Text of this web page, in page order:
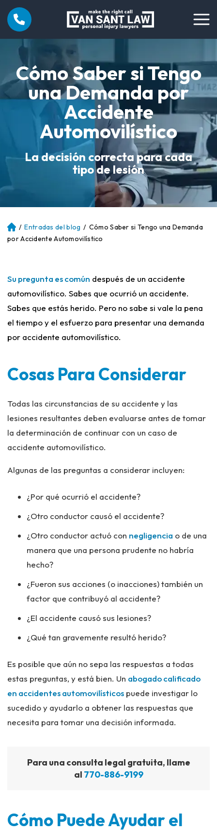
Cómo Saber si Tengo
una Demanda por
Accidente
Automovilístico
La decisión correcta para cada
tipo de lesión
Ini
ci
/ Entradas del blog / Cómo Saber si Tengo una Demanda
por Accidente Automovilístico
Su pregunta es común después de un accidente
automovilístico. Sabes que ocurrió un accidente.
Sabes que estás herido. Pero no sabe si vale la pena
el tiempo y el esfuerzo para presentar una demanda
por accidente automovilístico.
Cosas Para Considerar
Todas las circunstancias de su accidente y las
lesiones resultantes deben evaluarse antes de tomar
la determinación de continuar con un caso de
accidente automovilístico.
Algunas de las preguntas a considerar incluyen:
¿Por qué ocurrió el accidente?
¿Otro conductor causó el accidente?
¿Otro conductor actuó con negligencia o de una
manera que una persona prudente no habría
hecho?
¿Fueron sus acciones (o inacciones) también un
factor que contribuyó al accidente?
¿El accidente causó sus lesiones?
¿Qué tan gravemente resultó herido?
Es posible que aún no sepa las respuestas a todas
estas preguntas, y está bien. Un abogado calificado
en accidentes automovilísticos puede investigar lo
sucedido y ayudarlo a obtener las respuestas que
necesita para tomar una decisión informada.
Para una consulta legal gratuita, llame
al 770-886-9199
Cómo Puede Ayudar el